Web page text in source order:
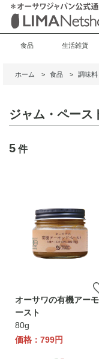
食品 生活雑貨
ホーム > 食品 > 調味料
ジャム・ペース
5 件
オーサワの有機アー
ースト
80g
価格：799円